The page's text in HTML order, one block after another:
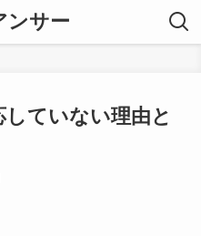
ンサー
ていない理由と